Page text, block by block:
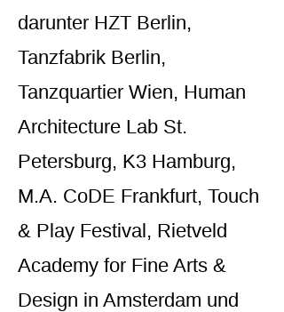
darunter HZT Berlin,
Tanzfabrik Berlin,
Tanzquartier Wien, Human
Architecture Lab St.
Petersburg, K3 Hamburg,
M.A. CoDE Frankfurt, Touch
& Play Festival, Rietveld
Academy for Fine Arts &
Design in Amsterdam und